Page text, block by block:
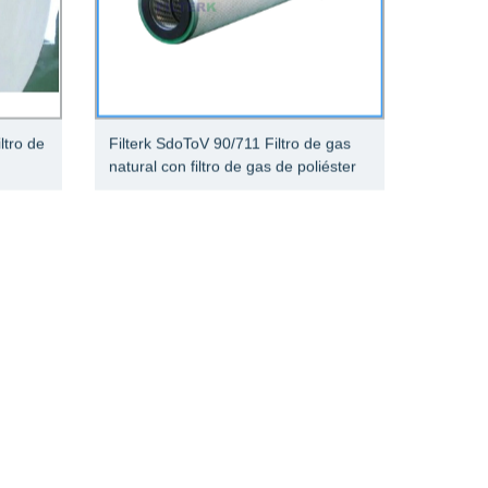
de
Filterk SdoToV 90/711 Filtro de gas
natural con filtro de gas de poliéster